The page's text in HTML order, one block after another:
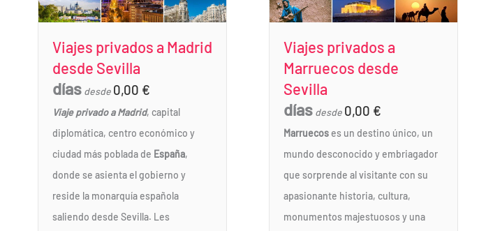
Viajes privados a Madrid
desde Sevilla
días desde 0,00 €
Viaje privado a Madrid, capital
diplomática, centro económico y
ciudad más poblada de España,
donde se asienta el gobierno y
reside la monarquía española
saliendo desde Sevilla. Les
Viajes privados a
Marruecos desde
Sevilla
días desde 0,00 €
Marruecoses un destino único, un
mundo desconocido y embriagador
que sorprende al visitante con su
apasionante historia, cultura,
monumentos majestuosos y una